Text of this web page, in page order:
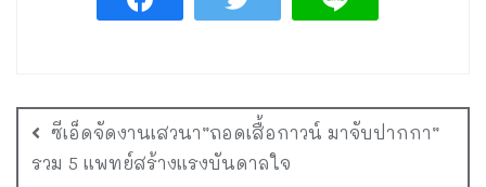
ซีเอ็ดจัดงานเสวนา”ถอดเสื้อกาวน์ มาจับปากกา”
รวม 5 แพทย์สร้างแรงบันดาลใจ